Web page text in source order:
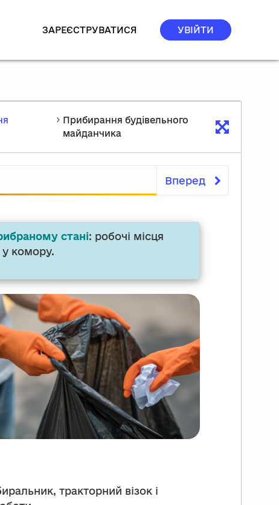
ЗАРЕЄСТРУВАТИСЯ УВІЙТИ
Прибирання будівельного
майданчика
Вперед
стані: робочі місця
у комору.
тракторний візок і